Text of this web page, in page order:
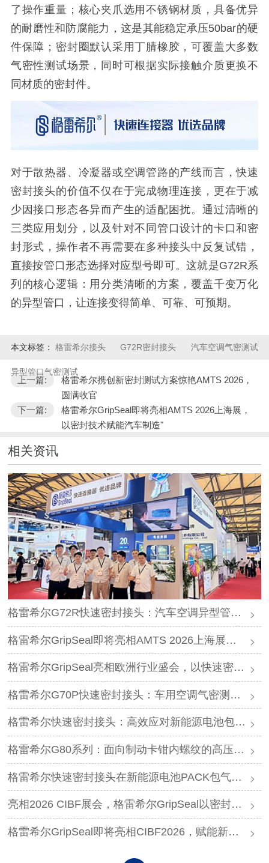
了操作重量；核心夹爪选用不锈钢材质，具备优异
的耐磨性和防腐能力，这是其能稳定承压50bar的硬
件保障；密封圈默认采用丁腈橡胶，可覆盖大多数
气密性测试场景，同时可根据实际接触介质更换不
同材质的密封件。
对于散热器、冷凝器或空调管路的产线而言，快速
密封接头的价值不仅在于完成物理连接，更在于减
少因接口形态各异而产生的适配困扰。通过清晰的
三类应用划分，以及针对不同管口设计的卡口和密
封形式，操作者不再需要在多种接头中反复试错，
直接按管口形态选择对应型号即可。这就是G72R系
列的核心逻辑：用分类清晰的方案，覆盖千变万化
的异型管口，让连接变得简单、可靠、可预期。
本文标签： 格雷希尔接头 G72R密封接头 汽车空调气密测试
异型管口气密测试
上一篇:
格雷希尔携创新密封测试方案惊艳AMTS 2026，
圆满收官
下一篇:
格雷希尔GripSeal即将亮相AMTS 2026上海展，
以密封技术赋能汽车制造"
相关资讯
格雷希尔G72R快速密封接头：汽车空调异型管口测试方案
格雷希尔GripSeal即将亮相AMTS 2026上海展，以密封技术赋能汽车制造
格雷希尔GripSeal亮相欧洲行业盛会，以快速密封技术赋能欧洲新能源产业链
格雷希尔G70P快速密封接头：车用空调气密测试的可靠选择
格雷希尔快速密封接头：高效应对新能源电池包防爆阀测试难题
格雷希尔G80系列：面向制动卡钳内螺纹的高压密封连接方案
格雷希尔快速密封接头在新能源电池PACK包气密测试中的应用
亮相2026 CIBF展会，格雷希尔GripSeal以密封连接硬核实力圈粉
格雷希尔GripSeal即将亮相CIBF2026，赋能新能源产业绿色发展